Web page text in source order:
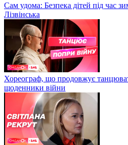
Сам удома: Безпека дітей під час
Лізвінська
Хореограф, що продовжує
щоденники війни